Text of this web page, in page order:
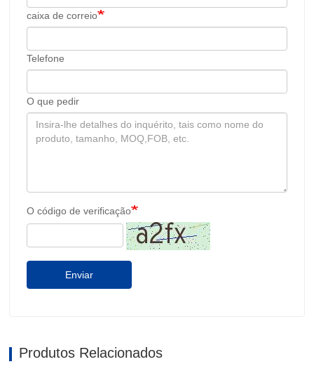
caixa de correio
Telefone
O que pedir
O código de verificação
Enviar
Produtos Relacionados